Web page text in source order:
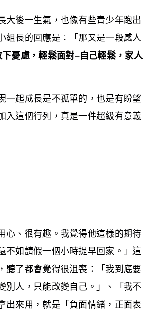
大後一生氣，也像有些青少年跑出
組長的回應是：「那又是一段感人
下憂慮，輕鬆面對–自己輕鬆，家人
一起成長是不孤單的，也是有盼望
入這個行列，真是一件超級有意義
心、很有趣。我覺得他這樣的期待
不如請假一個小時提早回家。」這
聽了都會覺得很沮喪：「我到底要
別人，只能改變自己。」、「我不
出來用，就是「負面情緒，正面表